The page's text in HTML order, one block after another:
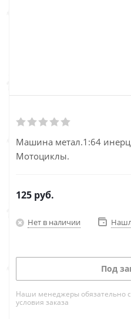
Машина метал.1:64
125 руб.
Нет в наличии
Под
Наши менеджеры обязательно
условия заказа